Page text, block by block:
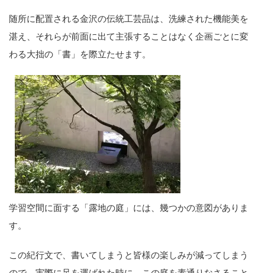
随所に配置される金沢の伝統工芸品は、洗練された機能美を
湛え、それらが前面に出て主張することはなく企画ごとに変
わる大拙の「書」を際立たせます。
学習空間に面する「露地の庭」には、幾つかの意図がありま
す。
この紀行文で、書いてしまうと皆様の楽しみが減ってしまう